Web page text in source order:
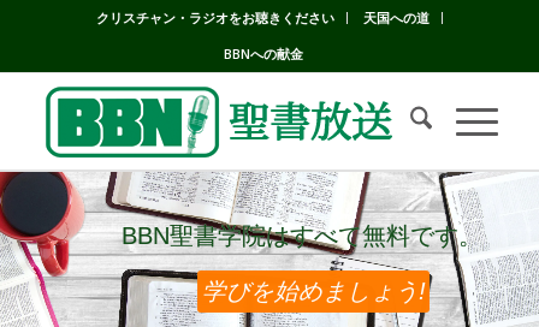
クリスチャン・ラジオをお聴きください
天国への道
BBNへの献金
BBN聖書学院はすべて無料です。
BBN聖書学院はすべて無料です。
学びを始めましょう!